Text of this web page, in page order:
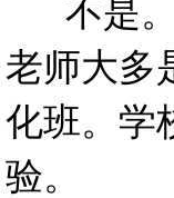
不是。
老师大多
化班。学
验。